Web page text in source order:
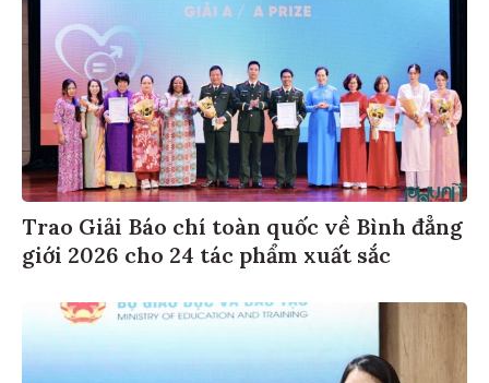
Trao Giải Báo chí toàn quốc về Bình đẳng
giới 2026 cho 24 tác phẩm xuất sắc